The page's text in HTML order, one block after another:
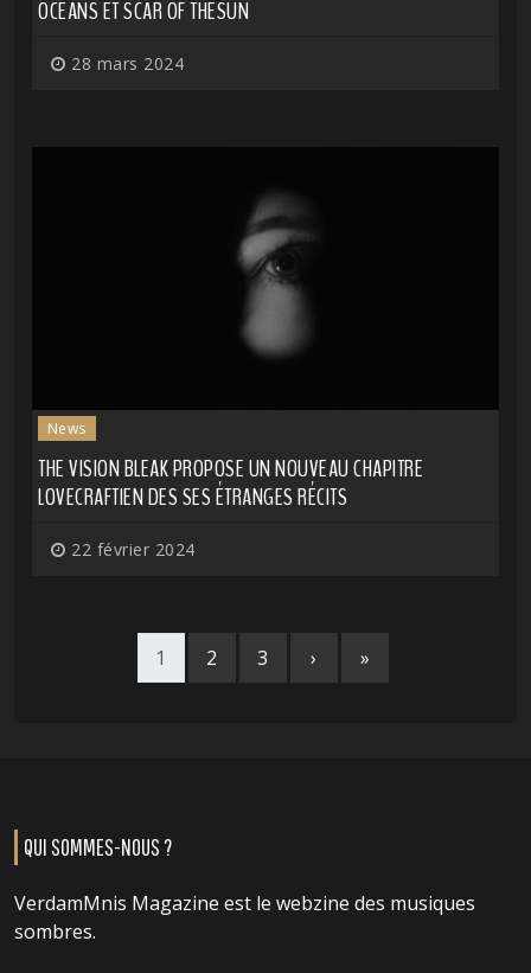
OCEANS ET SCAR OF THESUN
28 mars 2024
News
THE VISION BLEAK PROPOSE UN NOUVEAU CHAPITRE
LOVECRAFTIEN DES SES ÉTRANGES RÉCITS
22 février 2024
1 2 3 › »
QUI SOMMES-NOUS ?
VerdamMnis Magazine est le webzine des musiques
sombres.